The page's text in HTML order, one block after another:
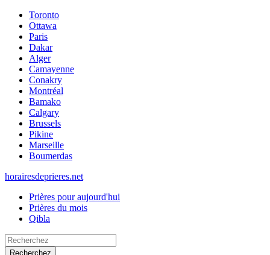
Toronto
Ottawa
Paris
Dakar
Alger
Camayenne
Conakry
Montréal
Bamako
Calgary
Brussels
Pikine
Marseille
Boumerdas
horairesdeprieres.net
Prières pour aujourd'hui
Prières du mois
Qibla
Recherchez